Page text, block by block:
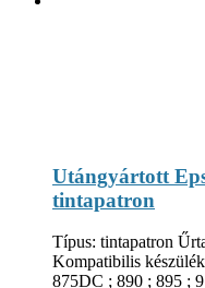
Utángyártott
tintapatron
Típus: tintapatron
Kompatibilis
875DC ; 890 ; 895 ;